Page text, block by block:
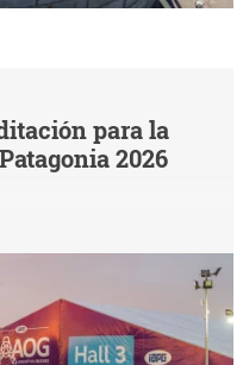
para la
2026